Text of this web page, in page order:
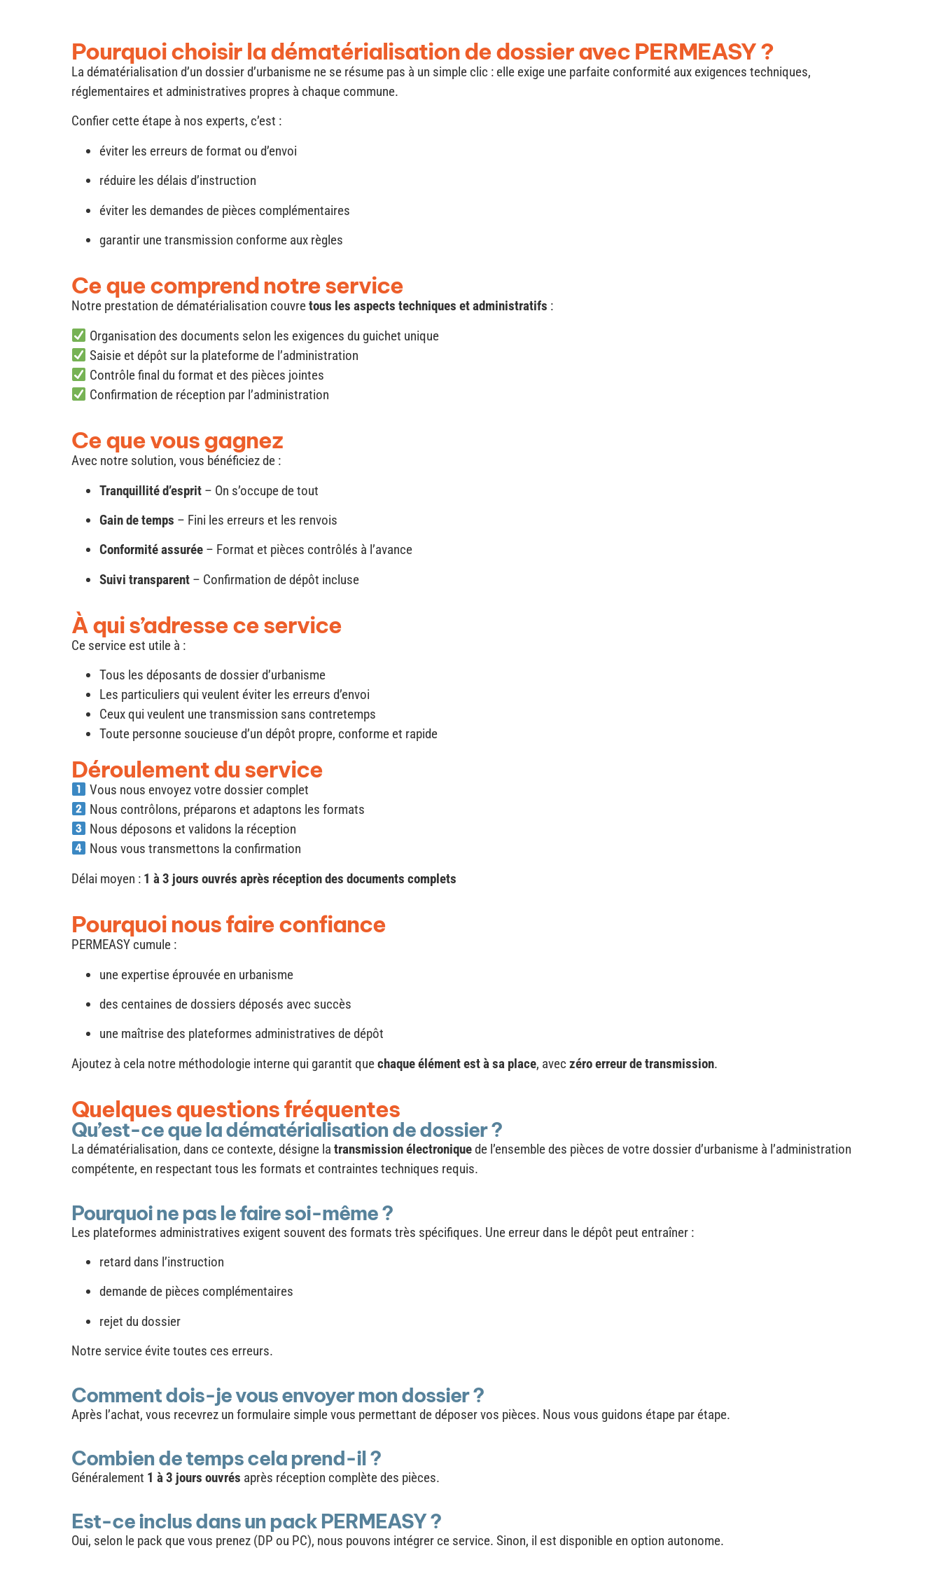
Pourquoi choisir la dématérialisation de dossier avec PERMEASY ?
La dématérialisation d’un dossier d’urbanisme ne se résume pas à un simple clic : elle exige une parfaite conformité aux exigences techniques,
réglementaires et administratives propres à chaque commune.
Confier cette étape à nos experts, c’est :
éviter les erreurs de format ou d’envoi
réduire les délais d’instruction
éviter les demandes de pièces complémentaires
garantir une transmission conforme aux règles
Ce que comprend notre service
Notre prestation de dématérialisation couvretous les aspects techniques et administratifs :
Organisation des documents selon les exigences du guichet unique
Saisie et dépôt sur la plateforme de l’administration
Contrôle final du format et des pièces jointes
Confirmation de réception par l’administration
Ce que vous gagnez
Avec notre solution, vous bénéficiez de :
Tranquillité d’esprit – On s’occupe de tout
Gain de temps – Fini les erreurs et les renvois
Conformité assurée – Format et pièces contrôlés à l’avance
Suivi transparent – Confirmation de dépôt incluse
À qui s’adresse ce service
Ce service est utile à :
Tous les déposants de dossier d’urbanisme
Les particuliers qui veulent éviter les erreurs d’envoi
Ceux qui veulent une transmission sans contretemps
Toute personne soucieuse d’un dépôt propre, conforme et rapide
Déroulement du service
Vous nous envoyez votre dossier complet
Nous contrôlons, préparons et adaptons les formats
Nous déposons et validons la réception
Nous vous transmettons la confirmation
Délai moyen : 1 à 3 jours ouvrés après réception des documents complets
Pourquoi nous faire confiance
PERMEASY cumule :
une expertise éprouvée en urbanisme
des centaines de dossiers déposés avec succès
une maîtrise des plateformes administratives de dépôt
Ajoutez à cela notre méthodologie interne qui garantit quechaque élément est à sa place, avec zéro erreur de transmission.
Quelques questions fréquentes
Qu’est-ce que la dématérialisation de dossier ?
La dématérialisation, dans ce contexte, désigne la transmission électroniquede l’ensemble des pièces de votre dossier d’urbanisme à l’administration
compétente, en respectant tous les formats et contraintes techniques requis.
Pourquoi ne pas le faire soi-même ?
Les plateformes administratives exigent souvent des formats très spécifiques. Une erreur dans le dépôt peut entraîner :
retard dans l’instruction
demande de pièces complémentaires
rejet du dossier
Notre service évite toutes ces erreurs.
Comment dois-je vous envoyer mon dossier ?
Après l’achat, vous recevrez un formulaire simple vous permettant de déposer vos pièces. Nous vous guidons étape par étape.
Combien de temps cela prend-il ?
Généralement 1 à 3 jours ouvrés après réception complète des pièces.
Est-ce inclus dans un pack PERMEASY ?
Oui, selon le pack que vous prenez (DP ou PC), nous pouvons intégrer ce service. Sinon, il est disponible en option autonome.